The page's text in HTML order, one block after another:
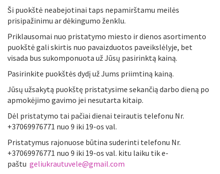
Ši puokštė neabejotinai taps nepamirštamu meilės
prisipažinimu ar dėkingumo ženklu.
Priklausomai nuo pristatymo miesto ir dienos asortimento
puokštė gali skirtis nuo pavaizduotos paveikslėlyje, bet
visada bus sukomponuota už Jūsų pasirinktą kainą.
Pasirinkite puokštės dydį už Jums priimtiną kainą.
Jūsų užsakytą puokštę pristatysime sekančią darbo dieną po
apmokėjimo gavimo jei nesutarta kitaip.
Dėl pristatymo tai pačiai dienai teirautis telefonu Nr.
+37069976771 nuo 9 iki 19-os val.
Pristatymus rajonuose būtina suderinti telefonu Nr.
+37069976771 nuo 9 iki 19-os val. kitu laiku tik e-
paštu geliukrautuvele@gmail.com